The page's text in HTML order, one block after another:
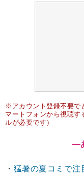
※アカウント登録不要で
マートフォンから視聴す
ルが必要です）
―
・ 猛暑の夏コミで注